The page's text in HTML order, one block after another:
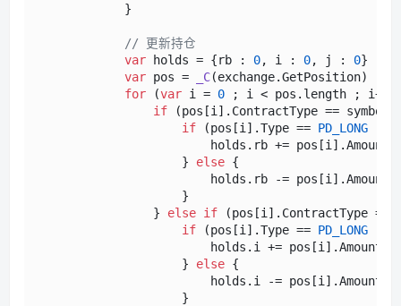
            }
// 更新持仓
var holds = {rb : 0, i : 0, j : 0}
var pos = _C(exchange.GetPosition)
for (var i = 0 ; i < pos. length ; i++)
if (pos[i]. ContractType ==
if (pos[i].Type == PD_LONG
                        holds.
rb += pos[i].Amount
                    }
else {
                        holds.
rb -= pos[i].Amount
                    }
                }
else if (pos[i]. ContractType ==
if (pos[i].Type == PD_LONG
                        holds.
i += pos[i].Amount
                    }
else {
                        holds.
i -= pos[i].Amount
                    }